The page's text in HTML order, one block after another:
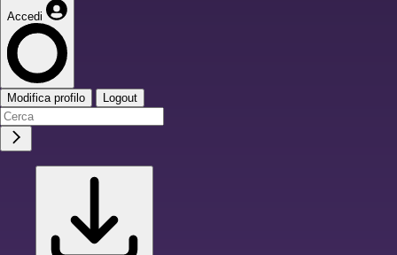
Accedi
Modifica profilo Logout